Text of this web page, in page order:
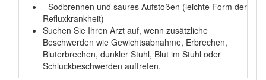
- Sodbrennen und saures Aufstoßen (leichte Form der
Refluxkrankheit)
Suchen Sie Ihren Arzt auf, wenn zusätzliche
Beschwerden wie Gewichtsabnahme, Erbrechen,
Bluterbrechen, dunkler Stuhl, Blut im Stuhl oder
Schluckbeschwerden auftreten.